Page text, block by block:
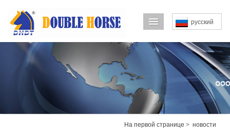
русский
导航菜单
На первой странице > новости